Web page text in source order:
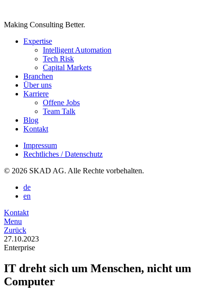
Making Consulting Better.
Expertise
Intelligent Automation
Tech Risk
Capital Markets
Branchen
Über uns
Karriere
Offene Jobs
Team Talk
Blog
Kontakt
Impressum
Rechtliches / Datenschutz
© 2026 SKAD AG. Alle Rechte vorbehalten.
de
en
Kontakt
Menu
Zurück
27.10.2023
Enterprise
IT dreht sich um Menschen, nicht um
Computer